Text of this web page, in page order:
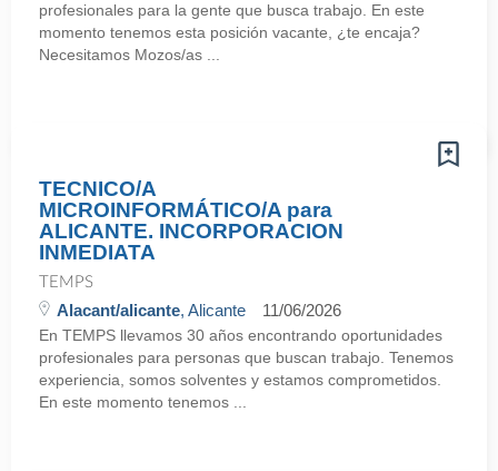
profesionales para la gente que busca trabajo. En este
momento tenemos esta posición vacante, ¿te encaja?
Necesitamos Mozos/as ...
TECNICO/A
MICROINFORMÁTICO/A para
ALICANTE. INCORPORACION
INMEDIATA
TEMPS
Alacant/alicante, Alicante 11/06/2026
En TEMPS llevamos 30 años encontrando oportunidades
profesionales para personas que buscan trabajo. Tenemos
experiencia, somos solventes y estamos comprometidos.
En este momento tenemos ...